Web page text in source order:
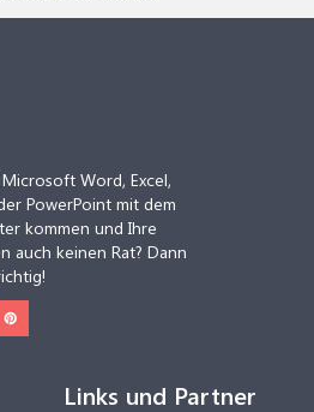
Word, Excel,
PowerPoint mit dem
kommen und Ihre
auch keinen Rat? Dann
Links und Partner